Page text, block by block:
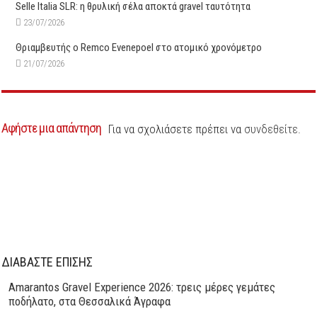
Selle Italia SLR: η θρυλική σέλα αποκτά gravel ταυτότητα
23/07/2026
Θριαμβευτής ο Remco Evenepoel στο ατομικό χρονόμετρο
21/07/2026
Αφήστε μια απάντηση Για να σχολιάσετε πρέπει να συνδεθείτε.
ΔΙΑΒΑΣΤΕ ΕΠΙΣΗΣ
Amarantos Gravel Experience 2026: τρεις μέρες γεμάτες
ποδήλατο, στα Θεσσαλικά Άγραφα